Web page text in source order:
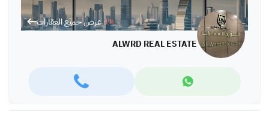
عرض جميع العقارات
ALWRD REAL ESTATE